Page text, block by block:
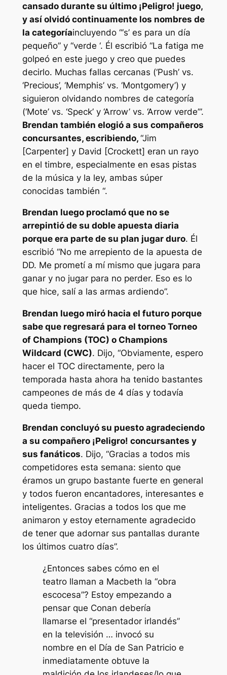
cansado durante su último ¡Peligro! juego,
y así olvidó continuamente los nombres de
la categoríaincluyendo “‘s’ es para un día
pequeño” y “verde ‘. Él escribió “La fatiga me
golpeó en este juego y creo que puedes
decirlo. Muchas fallas cercanas (‘Push’ vs.
‘Precious’, ‘Memphis’ vs. ‘Montgomery’) y
siguieron olvidando nombres de categoría
(‘Mote’ vs. ‘Speck’ y ‘Arrow’ vs. ‘Arrow verde’”.
Brendan también elogió a sus compañeros
concursantes, escribiendo, “Jim
[Carpenter] y David [Crockett] eran un rayo
en el timbre, especialmente en esas pistas
de la música y la ley, ambas súper
conocidas también “.
Brendan luego proclamó que no se
arrepintió de su doble apuesta diaria
porque era parte de su plan jugar duro. Él
escribió “No me arrepiento de la apuesta de
DD. Me prometí a mí mismo que jugara para
ganar y no jugar para no perder. Eso es lo
que hice, salí a las armas ardiendo”.
Brendan luego miró hacia el futuro porque
sabe que regresará para el torneo Torneo
of Champions (TOC) o Champions
Wildcard (CWC). Dijo, “Obviamente, espero
hacer el TOC directamente, pero la
temporada hasta ahora ha tenido bastantes
campeones de más de 4 días y todavía
queda tiempo.
Brendan concluyó su puesto agradeciendo
a su compañero ¡Peligro! concursantes y
sus fanáticos. Dijo, “Gracias a todos mis
competidores esta semana: siento que
éramos un grupo bastante fuerte en general
y todos fueron encantadores, interesantes e
inteligentes. Gracias a todos los que me
animaron y estoy eternamente agradecido
de tener que adornar sus pantallas durante
los últimos cuatro días”.
¿Entonces sabes cómo en el
teatro llaman a Macbeth la “obra
escocesa”? Estoy empezando a
pensar que Conan debería
llamarse el “presentador irlandés”
en la televisión … invocó su
nombre en el Día de San Patricio e
inmediatamente obtuve la